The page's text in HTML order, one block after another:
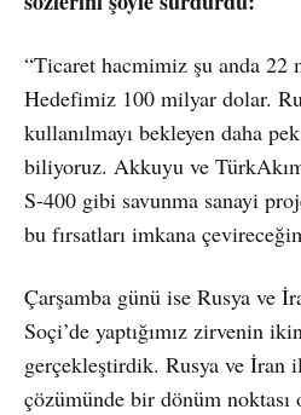
“Ticaret hacmimiz şu anda 22
Hedefimiz 100 milyar dolar.
kullanılmayı bekleyen daha
biliyoruz. Akkuyu ve
S-400 gibi savunma sanayi
bu fırsatları imkana
Çarşamba günü ise Rusya ve
Soçi’de yaptığımız zirvenin
gerçekleştirdik. Rusya ve İran
çözümünde bir dönüm